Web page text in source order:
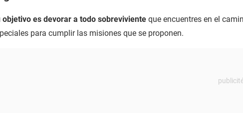
objetivo es devorar a todo sobreviviente que encuentres en el
para cumplir las misiones que se proponen.